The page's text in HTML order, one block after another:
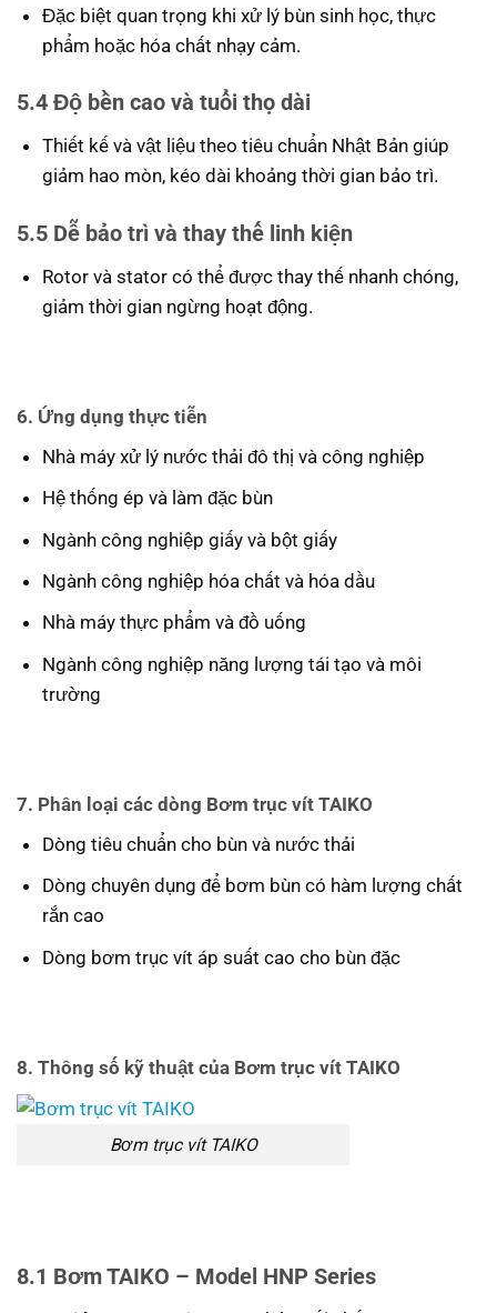
Đặc biệt quan trọng khi xử lý bùn sinh học, thực
phẩm hoặc hóa chất nhạy cảm.
5.4 Độ bền cao và tuổi thọ dài
Thiết kế và vật liệu theo tiêu chuẩn Nhật Bản giúp
giảm hao mòn, kéo dài khoảng thời gian bảo trì.
5.5 Dễ bảo trì và thay thế linh kiện
Rotor và stator có thể được thay thế nhanh chóng,
giảm thời gian ngừng hoạt động.
6. Ứng dụng thực tiễn
Nhà máy xử lý nước thải đô thị và công nghiệp
Hệ thống ép và làm đặc bùn
Ngành công nghiệp giấy và bột giấy
Ngành công nghiệp hóa chất và hóa dầu
Nhà máy thực phẩm và đồ uống
Ngành công nghiệp năng lượng tái tạo và môi
trường
7. Phân loại các dòng Bơm trục vít TAIKO
Dòng tiêu chuẩn cho bùn và nước thải
Dòng chuyên dụng để bơm bùn có hàm lượng chất
rắn cao
Dòng bơm trục vít áp suất cao cho bùn đặc
8. Thông số kỹ thuật của Bơm trục vít TAIKO
Bơm trục vít TAIKO
8.1 Bơm TAIKO – Model HNP Series